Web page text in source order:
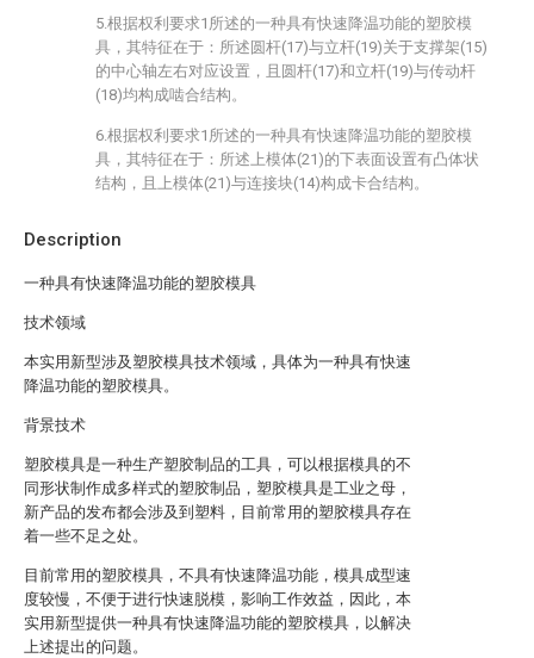
Description
一种具有快速降温功能的塑胶模具
技术领域
本实用新型涉及塑胶模具技术领域，具体为一种具有快速
降温功能的塑胶模具。
背景技术
塑胶模具是一种生产塑胶制品的工具，可以根据模具的不
同形状制作成多样式的塑胶制品，塑胶模具是工业之母，
新产品的发布都会涉及到塑料，目前常用的塑胶模具存在
着一些不足之处。
目前常用的塑胶模具，不具有快速降温功能，模具成型速
度较慢，不便于进行快速脱模，影响工作效益，因此，本
实用新型提供一种具有快速降温功能的塑胶模具，以解决
上述提出的问题。
5.根据权利要求1所述的一种具有快速降温功能的塑胶模
具，其特征在于：所述圆杆(17)与立杆(19)关于支撑架(15)
的中心轴左右对应设置，且圆杆(17)和立杆(19)与传动杆
(18)均构成啮合结构。
6.根据权利要求1所述的一种具有快速降温功能的塑胶模
具，其特征在于：所述上模体(21)的下表面设置有凸体状
结构，且上模体(21)与连接块(14)构成卡合结构。